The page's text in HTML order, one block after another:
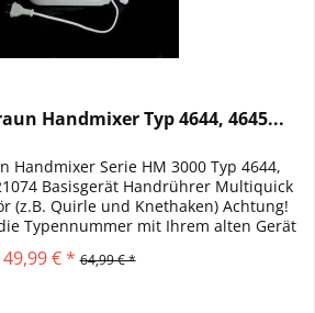
Handmixer Typ 4644, 4645...
Handmixer Serie HM 3000 Typ 4644,
Basisgerät Handrührer Multiquick
(z.B. Quirle und Knethaken) Achtung!
Typennummer mit Ihrem alten Gerät
49,99 € * 64,99 € *